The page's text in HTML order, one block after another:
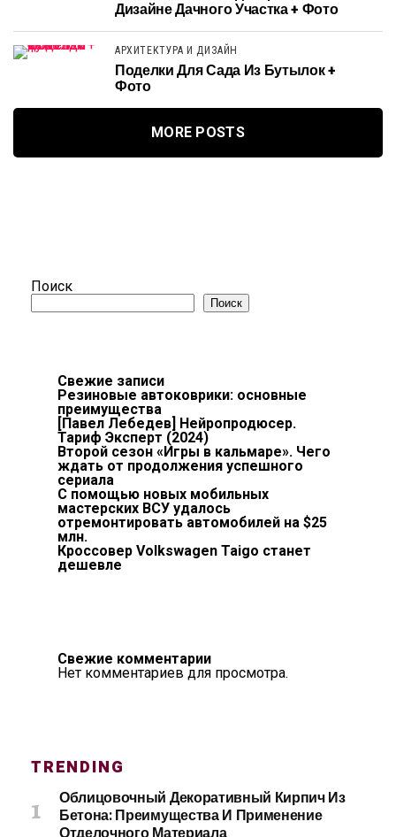
Дизайне Дачного Участка + Фото
АРХИТЕКТУРА И ДИЗАЙН
Поделки Для Сада Из Бутылок +
Фото
MORE POSTS
Поиск
Поиск
Свежие записи
Резиновые автоковрики: основные
преимущества
[Павел Лебедев] Нейропродюсер.
Тариф Эксперт (2024)
Второй сезон «Игры в кальмаре». Чего
ждать от продолжения успешного
сериала
С помощью новых мобильных
мастерских ВСУ удалось
отремонтировать автомобилей на $25
млн.
Кроссовер Volkswagen Taigo станет
дешевле
Свежие комментарии
Нет комментариев для просмотра.
TRENDING
Облицовочный Декоративный Кирпич Из
Бетона: Преимущества И Применение